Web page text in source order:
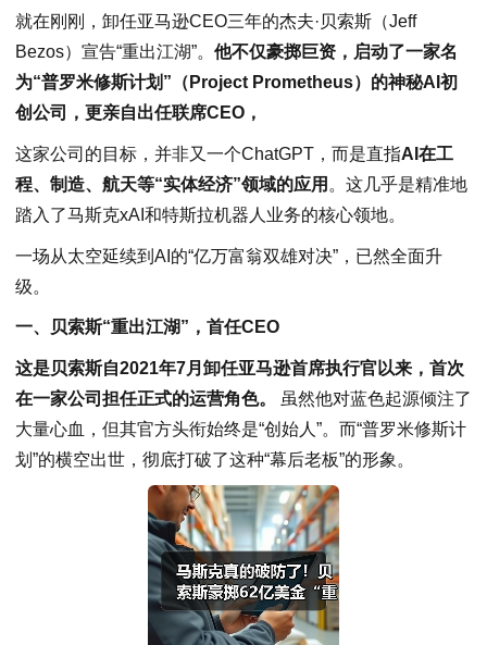
就在刚刚，卸任亚马逊CEO三年的杰夫·贝索斯（Jeff
Bezos）宣告“重出江湖”。 他不仅豪掷巨资，启动了一家名
为“普罗米修斯计划”（Project Prometheus）的神秘AI初
创公司，更亲自出任联席CEO，
这家公司的目标，并非又一个ChatGPT，而是直指AI在工
程、制造、航天等“实体经济”领域的应用 。这几乎是精准地
踏入了马斯克xAI和特斯拉机器人业务的核心领地。
一场从太空延续到AI的“亿万富翁双雄对决”，已然全面升
级。
一、贝索斯“重出江湖”，首任CEO
这是贝索斯自2021年7月卸任亚马逊首席执行官以来，首次
在一家公司担任正式的运营角色。
虽然他对蓝色起源倾注了
大量心血，但其官方头衔始终是“创始人”。而“普罗米修斯计
划”的横空出世，彻底打破了这种“幕后老板”的形象。